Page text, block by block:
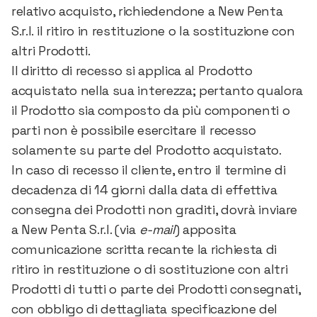
relativo acquisto, richiedendone a New Penta
S.r.l. il ritiro in restituzione o la sostituzione con
altri Prodotti.
Il diritto di recesso si applica al Prodotto
acquistato nella sua interezza; pertanto qualora
il Prodotto sia composto da più componenti o
parti non è possibile esercitare il recesso
solamente su parte del Prodotto acquistato.
In caso di recesso il cliente, entro il termine di
decadenza di 14 giorni dalla data di effettiva
consegna dei Prodotti non graditi, dovrà inviare
a New Penta S.r.l. (via e-mail) apposita
comunicazione scritta recante la richiesta di
ritiro in restituzione o di sostituzione con altri
Prodotti di tutti o parte dei Prodotti consegnati,
con obbligo di dettagliata specificazione del